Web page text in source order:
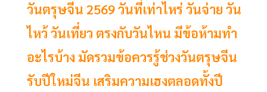
วันตรุษจีน 2569 วันที่เท่าไหร่ วันจ่าย วัน
ไหว้ วันเที่ยว ตรงกับวันไหน มีข้อห้ามทำ
อะไรบ้าง มัดรวมข้อควรรู้ช่วงวันตรุษจีน
รับปีใหม่จีน เสริมความเฮงตลอดทั้งปี